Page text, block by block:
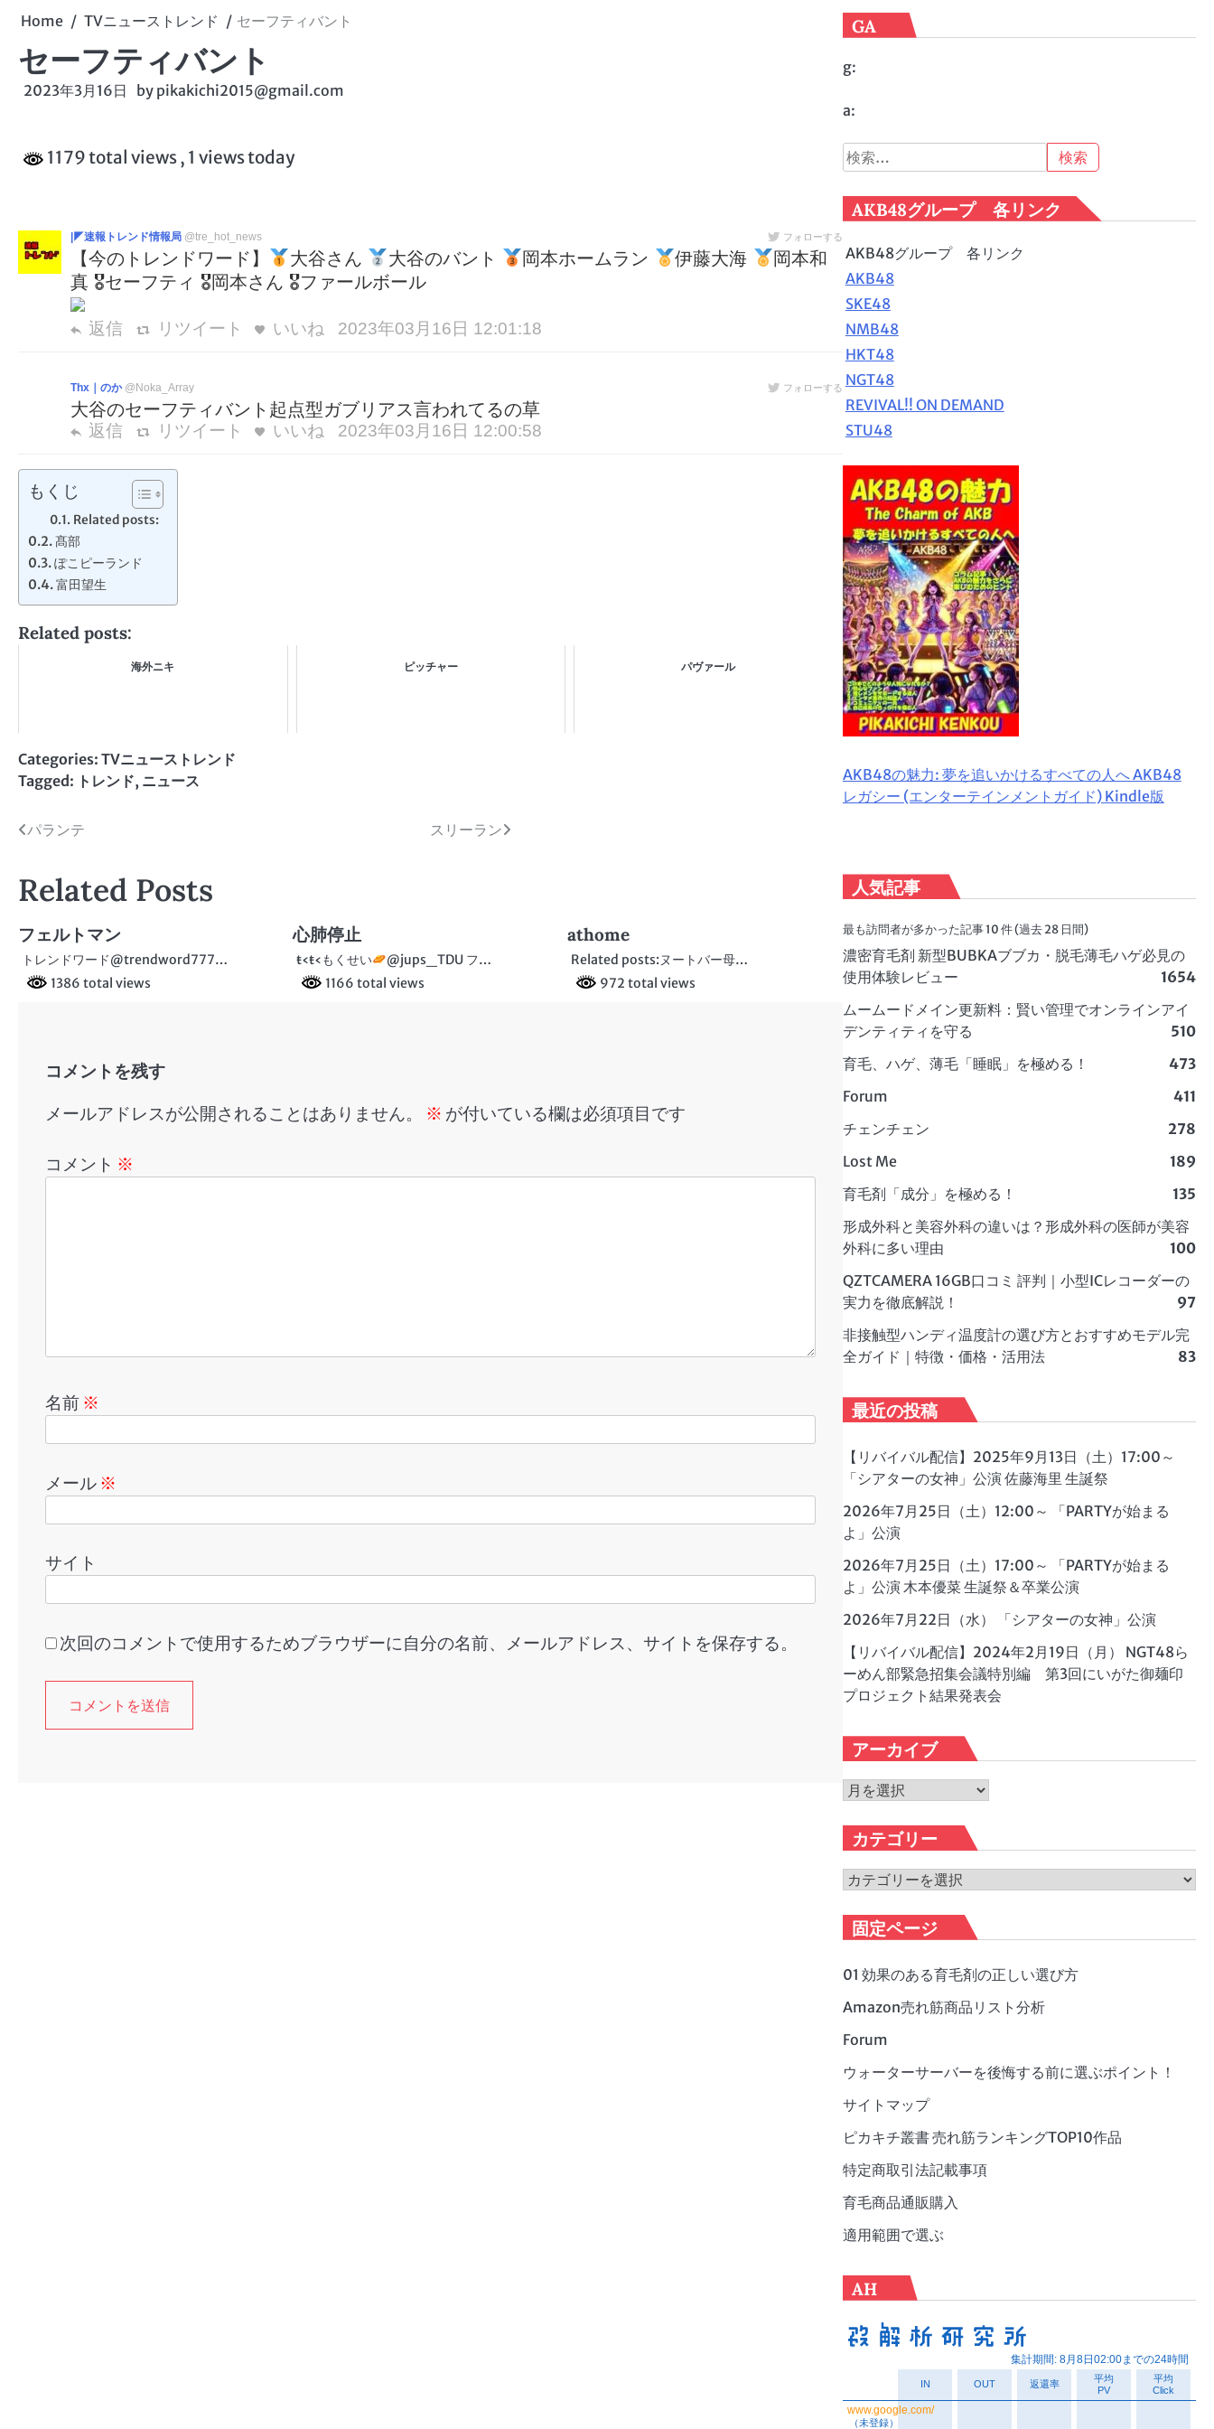
Home TVニューストレンド セーフティバント
セーフティバント
2023年3月16日 by pikakichi2015@gmail.com
1179 total views, 1 views today
|◤速報トレンド情報局 @tre_hot_news フォローする
【今のトレンドワード】 大谷さん 大谷のバント 岡本ホームラン 伊藤大海
岡本和
真 🎖セーフティ 🎖岡本さん 🎖ファールボール
返信 リツイート いいね 2023年03月16日 12:01:18
Thx｜のか @Noka_Array フォローする
大谷のセーフティバント起点型ガブリアス言われてるの草
返信 リツイート いいね 2023年03月16日 12:00:58
もくじ
Related posts:
髙部
ぽこピーランド
富田望生
Related posts:
海外ニキ ピッチャー パヴァール
Categories: TVニューストレンド
Tagged: トレンド, ニュース
投
ナ
ビ
ゲ
ー
パランテ スリーラン
Related Posts
フェルトマン
トレンドワード@trendword777…
1386 total views
心肺停止
ŧ‹ŧ‹もくせい
@jups_TDU フ…
1166 total views
athome
Related posts:ヌートバー母…
972 total views
コメントを残す
メールアドレスが公開されることはありません。
※ が付いている欄は必須項目です
コメント ※
名前 ※
メール ※
サイト
次回のコメントで使用するためブラウザーに自分の名前、メールアドレス、サイトを保存する。
GA
g:
a:
検
索:
AKB48グループ 各リンク
AKB48グループ 各リンク
AKB48
SKE48
NMB48
HKT48
NGT48
REVIVAL!! ON DEMAND
STU48
AKB48の魅力: 夢を追いかけるすべての人へ AKB48
レガシー (エンターテインメントガイド) Kindle版
人気記事
最も訪問者が多かった記事 10 件 (過去 28 日間)
濃密育毛剤 新型BUBKAブブカ・脱毛薄毛ハゲ必見の
使用体験レビュー
1654
ムームードメイン更新料：賢い管理でオンラインアイ
デンティティを守る
510
育毛、ハゲ、薄毛「睡眠」を極める！
473
Forum
411
チェンチェン
278
Lost Me
189
育毛剤「成分」を極める！
135
形成外科と美容外科の違いは？形成外科の医師が美容
外科に多い理由
100
QZTCAMERA 16GB口コミ 評判｜小型ICレコーダーの
実力を徹底解説！
97
非接触型ハンディ温度計の選び方とおすすめモデル完
全ガイド｜特徴・価格・活用法
83
最近の投稿
【リバイバル配信】2025年9月13日（土）17:00～
「シアターの女神」公演 佐藤海里 生誕祭
2026年7月25日（土）12:00～ 「PARTYが始まる
よ」公演
2026年7月25日（土）17:00～ 「PARTYが始まる
よ」公演 木本優菜 生誕祭＆卒業公演
2026年7月22日（水） 「シアターの女神」公演
【リバイバル配信】2024年2月19日（月） NGT48ら
ーめん部緊急招集会議特別編 第3回にいがた御麺印
プロジェクト結果発表会
アーカイブ
ア
カ
イ
ブ
カテゴリー
カ
ゴ
リ
ー
固定ページ
01 効果のある育毛剤の正しい選び方
Amazon売れ筋商品リスト分析
Forum
ウォーターサーバーを後悔する前に選ぶポイント！
サイトマップ
ピカキチ叢書 売れ筋ランキングTOP10作品
特定商取引法記載事項
育毛商品通販購入
適用範囲で選ぶ
AH